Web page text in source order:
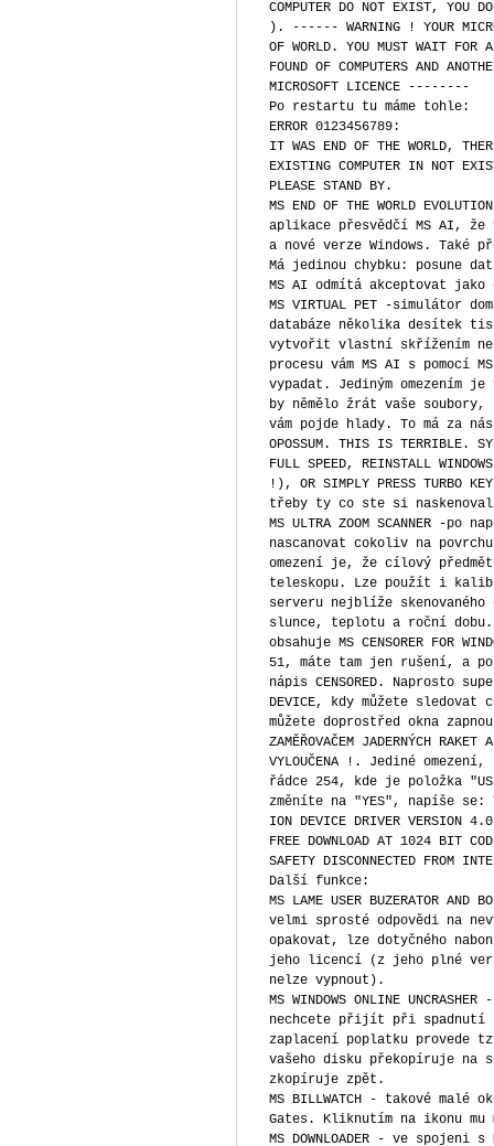
COMPUTER DO NOT EXIST, YOU
). ------ WARNING ! YOUR
OF WORLD. YOU MUST WAIT FOR
FOUND OF COMPUTERS AND
MICROSOFT LICENCE --------
Po restartu tu máme tohle:
ERROR 0123456789:
IT WAS END OF THE WORLD,
EXISTING COMPUTER IN NOT
PLEASE STAND BY.
MS END OF THE WORLD
aplikace přesvědčí MS AI,
a nové verze Windows. Také
Má jedinou chybku: posune
MS AI odmítá akceptovat
MS VIRTUAL PET -simulátor
databáze několika desítek
vytvořit vlastní skřížením
procesu vám MS AI s pomocí
vypadat. Jediným omezením
by němělo žrát vaše
vám pojde hlady. To má za
OPOSSUM. THIS IS TERRIBLE.
FULL SPEED, REINSTALL
!), OR SIMPLY PRESS
třeby ty co ste si
MS ULTRA ZOOM SCANNER -
nascanovat cokoliv na
omezení je, že cílový předmět
teleskopu. Lze použít i
serveru nejblíže
slunce, teplotu a roční
obsahuje MS CENSORER FOR
51, máte tam jen rušení, a
nápis CENSORED. Naprosto
DEVICE, kdy můžete
můžete doprostřed okna zapnout
ZAMĚŘOVAČEM JADERNÝCH
VYLOUČENA !. Jediné
řádce 254, kde je položka
změníte na "YES", napíše se: THIS
ION DEVICE DRIVER VERSION
FREE DOWNLOAD AT 1024 BIT
SAFETY DISCONNECTED FROM
Další funkce:
MS LAME USER BUZERATOR
velmi sprosté odpovědi na
opakovat, lze dotyčného
jeho licencí (z jeho plné
nelze vypnout).
MS WINDOWS ONLINE
nechcete přijít při spadnutí
zaplacení poplatku provede
vašeho disku překopíruje na
zkopíruje zpět.
MS BILLWATCH - takové
Gates. Kliknutím na ikonu mu
MS DOWNLOADER - ve spojeni